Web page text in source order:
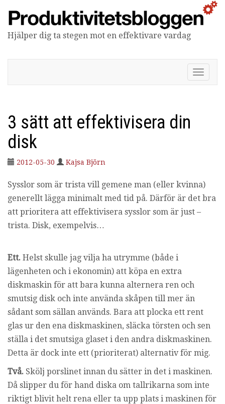
Hjälper dig ta stegen mot en effektivare vardag
V
i
v
i
e
3 sätt att effektivisera din
disk
2012-05-30 Kajsa Björn
Sysslor som är trista vill gemene man (eller kvinna)
generellt lägga minimalt med tid på. Därför är det bra
att prioritera att effektivisera sysslor som är just –
trista. Disk, exempelvis…
Ett. Helst skulle jag vilja ha utrymme (både i
lägenheten och i ekonomin) att köpa en extra
diskmaskin för att bara kunna alternera ren och
smutsig disk och inte använda skåpen till mer än
sådant som sällan används. Bara att plocka ett rent
glas ur den ena diskmaskinen, släcka törsten och sen
ställa i det smutsiga glaset i den andra diskmaskinen.
Detta är dock inte ett (prioriterat) alternativ för mig.
Två. Skölj porslinet innan du sätter in det i maskinen.
Då slipper du för hand diska om tallrikarna som inte
riktigt blivit helt rena eller ta upp plats i maskinen för